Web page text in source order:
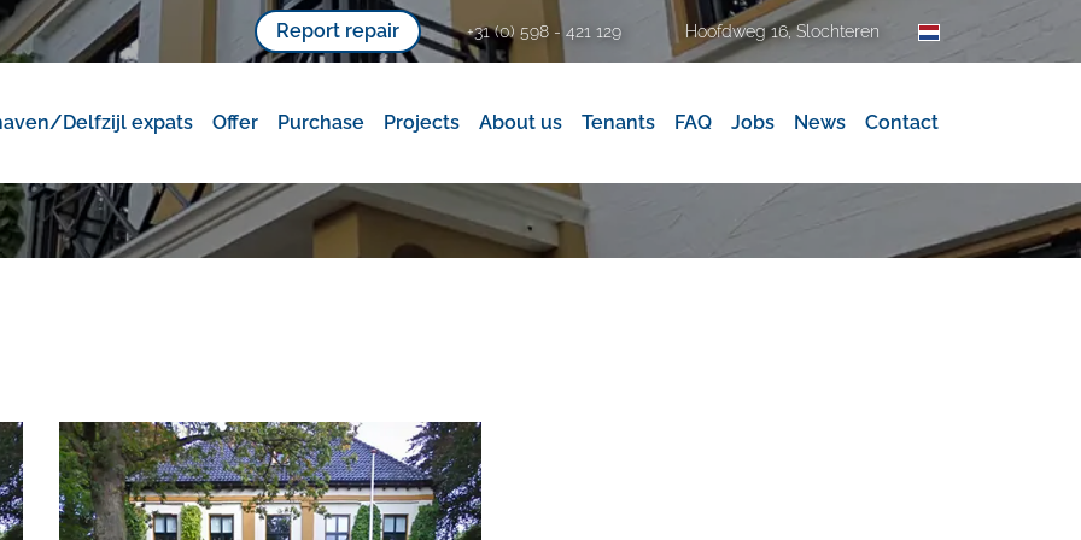
Report repair +31 (0) 598 - 421 129 Hoofdweg 16, Slochteren
Delfzijl expats Offer Purchase Projects About us Tenants FAQ Jobs News Contact